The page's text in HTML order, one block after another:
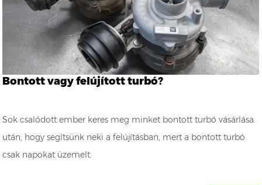
Bontott vagy felújított turbó?
Sok csalódott ember keres meg minket bontott turbó vásárlása
után, hogy segítsünk neki a felújításban, mert a bontott turbó
csak napokat üzemelt.